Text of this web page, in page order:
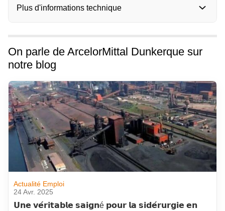
Plus d'informations technique
On parle de ArcelorMittal Dunkerque sur
notre blog
Actualité Emploi
24 Avr. 2025
𝗨𝗻𝗲 𝘃𝗲́𝗿𝗶𝘁𝗮𝗯𝗹𝗲 𝘀𝗮𝗶𝗴𝗻é 𝗽𝗼𝘂𝗿 𝗹𝗮 𝘀𝗶𝗱𝗲́𝗿𝘂𝗿𝗴𝗶𝗲 𝗲𝗻